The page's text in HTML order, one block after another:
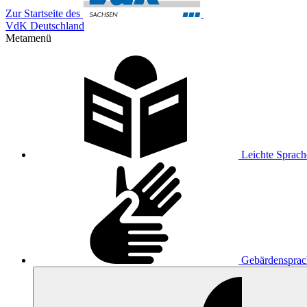
Zur Startseite des
VdK Deutschland
Metamenü
Leichte